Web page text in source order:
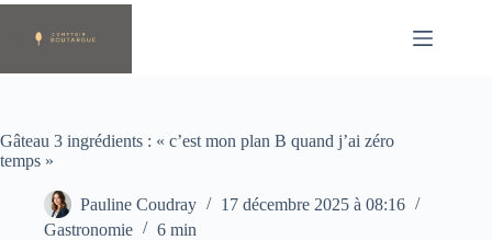
Passer
contenu
Gâteau 3 ingrédients : « c’est mon plan B quand j’ai zéro
temps »
Pauline Coudray
17 décembre 2025 à 08:16
Gastronomie
6 min